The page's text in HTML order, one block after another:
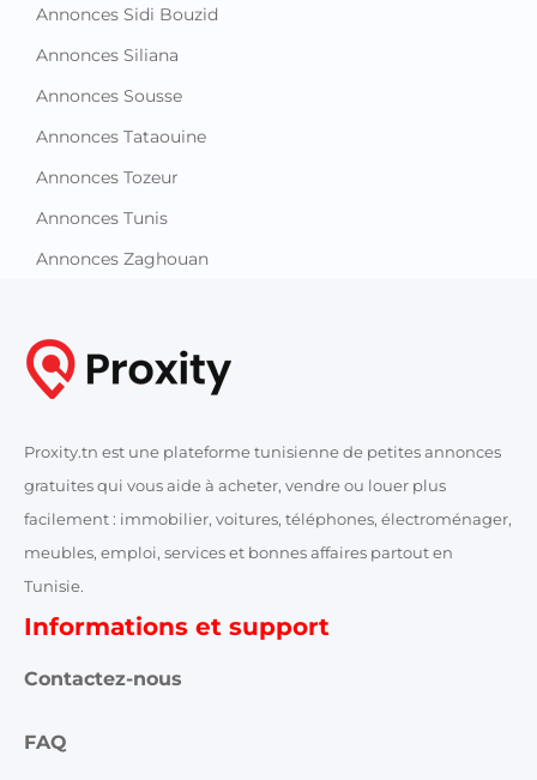
Annonces Sidi Bouzid
Annonces Siliana
Annonces Sousse
Annonces Tataouine
Annonces Tozeur
Annonces Tunis
Annonces Zaghouan
Proxity.tn est une plateforme tunisienne de petites annonces
gratuites qui vous aide à acheter, vendre ou louer plus
facilement : immobilier, voitures, téléphones, électroménager,
meubles, emploi, services et bonnes affaires partout en
Tunisie.
Informations et support
Contactez-nous
FAQ